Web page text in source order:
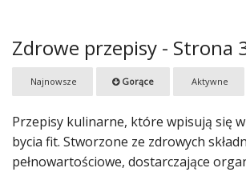
Rodzina
Dziecko
Przepisy
kulinarne
Zdrowe przepisy - Strona
Najnowsze Gorące Aktywne
Przepisy kulinarne, które wpisują się
bycia fit. Stworzone ze zdrowych
pełnowartościowe, dostarczające